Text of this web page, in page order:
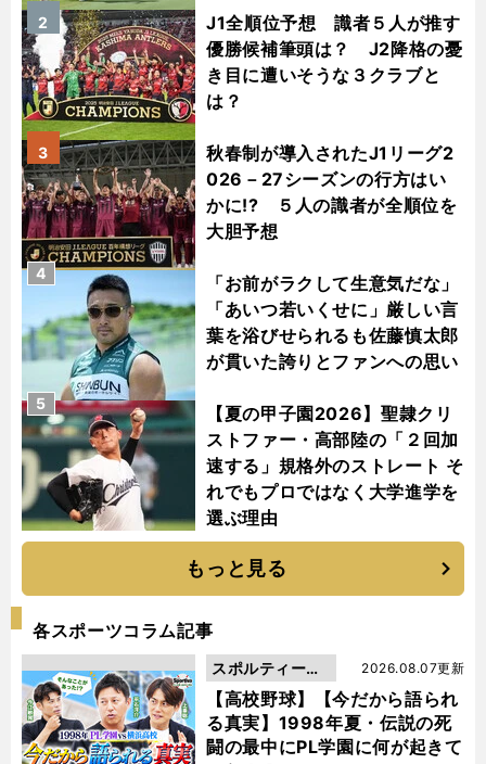
J1全順位予想 識者５人が推す
優勝候補筆頭は？ J2降格の憂
き目に遭いそうな３クラブと
は？
2
秋春制が導入されたJ1リーグ2
026－27シーズンの行方はい
かに!? ５人の識者が全順位を
大胆予想
3
「お前がラクして生意気だな」
「あいつ若いくせに」厳しい言
葉を浴びせられるも佐藤慎太郎
が貫いた誇りとファンへの思い
4
【夏の甲子園2026】聖隷クリ
ストファー・高部陸の「２回加
速する」規格外のストレート そ
れでもプロではなく大学進学を
選ぶ理由
5
もっと見る
各スポーツコラム記事
【高校野球】【今だから語られ
る真実】1998年夏・伝説の死
闘の最中にPL学園に何が起きて
2026.08.07更新
スポルティーバ
動画